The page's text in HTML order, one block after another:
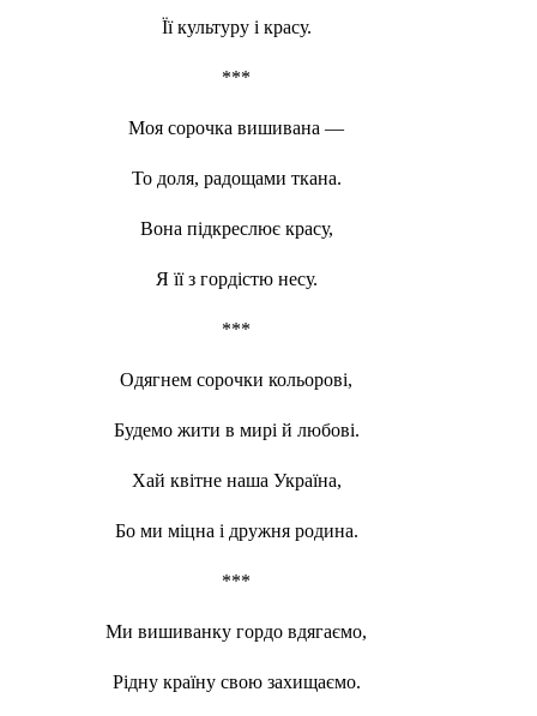
Її культуру і красу.
***
Моя сорочка вишивана —
То доля, радощами ткана.
Вона підкреслює красу,
Я її з гордістю несу.
***
Одягнем сорочки кольорові,
Будемо жити в мирі й любові.
Хай квітне наша Україна,
Бо ми міцна і дружня родина.
***
Ми вишиванку гордо вдягаємо,
Рідну країну свою захищаємо.